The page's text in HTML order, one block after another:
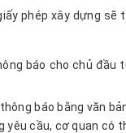
phép xây dựng sẽ
báo cho chủ đầu
báo bằng văn
yêu cầu, cơ quan có